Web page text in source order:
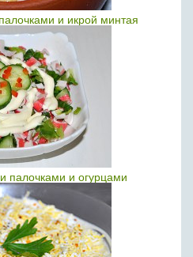
и икрой минтая
палочками и огурцами